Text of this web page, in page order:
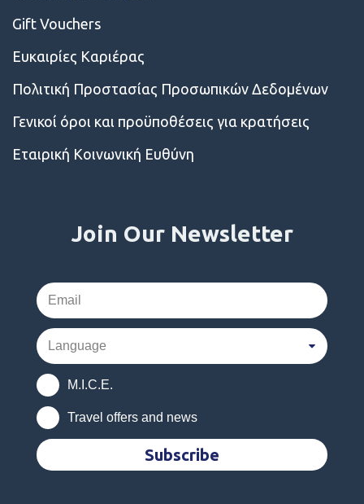
Gift Vouchers
Ευκαιρίες Kαριέρας
Πολιτική Προστασίας Προσωπικών Δεδομένων
Γενικοί όροι και προϋποθέσεις για κρατήσεις
Εταιρική Κοινωνική Ευθύνη
Join Our Newsletter
M.I.C.E.
Travel offers and news
Subscribe